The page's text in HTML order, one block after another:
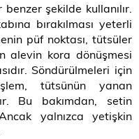
şekilde kullanılır.
bırakılması yeterli
püf noktası, tütsüler
alevin kora dönüşmesi
Söndürülmeleri için
tütsünün yanan
Bu bakımdan, setin
yalnızca yetişkin